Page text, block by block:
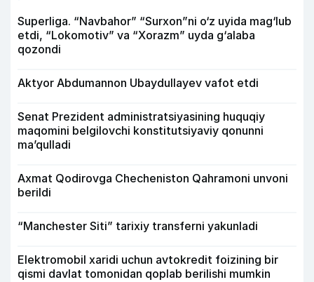
Superliga. “Navbahor” “Surxon”ni o‘z uyida mag‘lub
etdi, “Lokomotiv” va “Xorazm” uyda g‘alaba
qozondi
Aktyor Abdu­mannon Ubaydullayev vafot etdi
Senat Prezident administratsiyasining huquqiy
maqomini belgilovchi konstitutsiyaviy qonunni
ma’qulladi
Axmat Qodirovga Checheniston Qahramoni unvoni
berildi
“Manchester Siti” tarixiy transferni yakunladi
Elektromobil xaridi uchun avtokredit foizining bir
qismi davlat tomonidan qoplab berilishi mumkin